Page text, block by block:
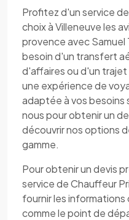
Profitez d'un service
choix à Villeneuve les
provence avec
besoin d'un transfert
d'affaires ou d'un trajet
une expérience de
adaptée à vos
nous pour obtenir un
découvrir nos options
gamme.
Pour obtenir un devis
service de Chauffeur
fournir les
comme le point de